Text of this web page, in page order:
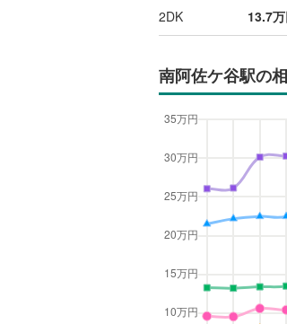
2DK 13.7
南阿佐ケ谷駅の